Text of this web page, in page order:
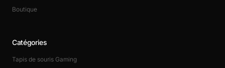
Boutique
Catégories
Tapis de souris Gaming